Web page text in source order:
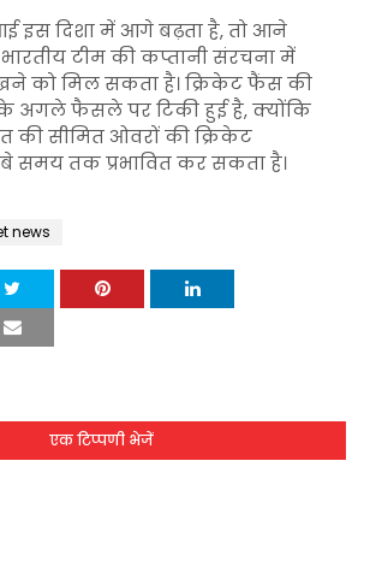
इस दिशा में आगे बढ़ता है, तो आने
टीम की कप्तानी संरचना में
को मिल सकता है। क्रिकेट फैंस की
के अगले फैसले पर टिकी हुई है, क्योंकि
की सीमित ओवरों की क्रिकेट
समय तक प्रभावित कर सकता है।
news
एक टिप्पणी भेजें